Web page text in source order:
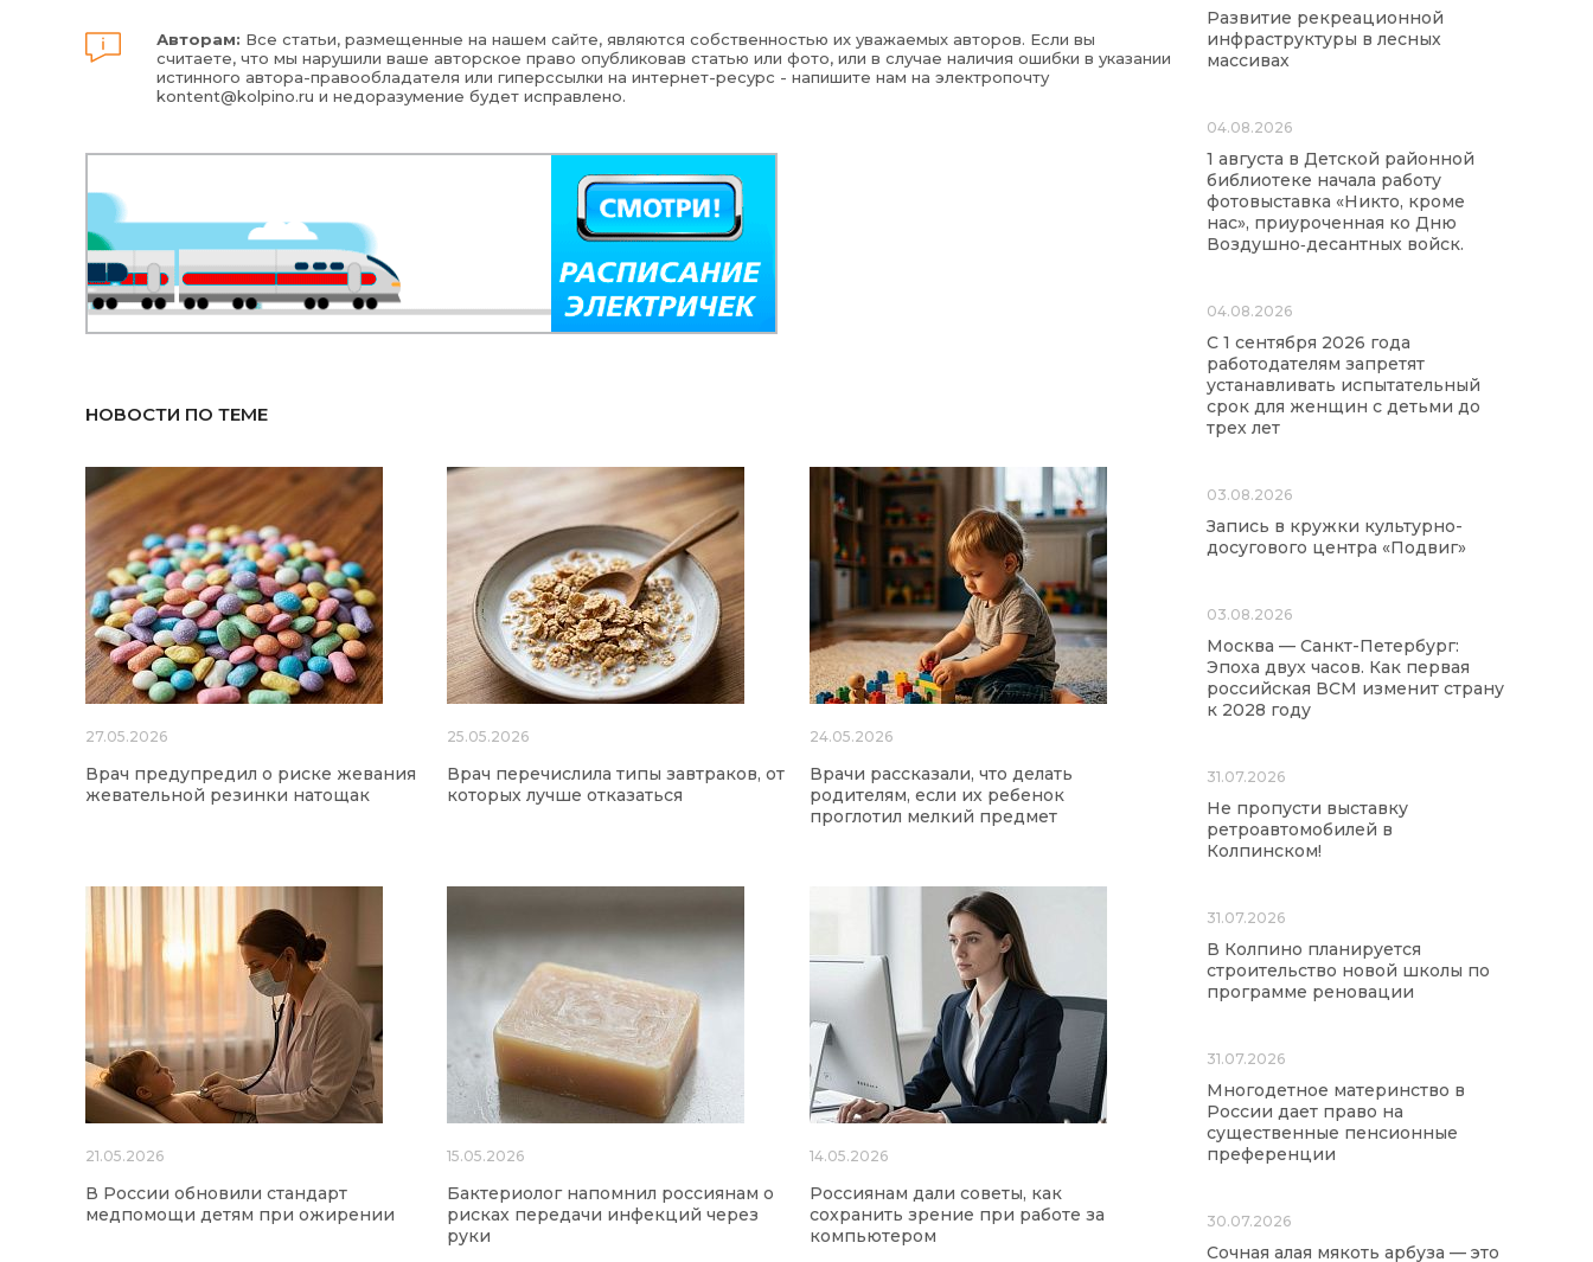
Авторам: Все статьи, размещенные на нашем сайте, являются собственностью их уважаемых авторов. Если вы
считаете, что мы нарушили ваше авторское право опубликовав статью или фото, или в случае наличия ошибки в указании
истинного автора-правообладателя или гиперссылки на интернет-ресурс - напишите нам на электропочту
kontent@kolpino.ru и недоразумение будет исправлено.
НОВОСТИ ПО ТЕМЕ
27.05.2026
Врач предупредил о риске жевания
жевательной резинки натощак
25.05.2026
Врач перечислила типы завтраков, от
которых лучше отказаться
24.05.2026
Врачи рассказали, что делать
родителям, если их ребенок
проглотил мелкий предмет
21.05.2026
В России обновили стандарт
медпомощи детям при ожирении
15.05.2026
Бактериолог напомнил россиянам о
рисках передачи инфекций через
руки
14.05.2026
Россиянам дали советы, как
сохранить зрение при работе за
компьютером
Развитие рекреационной
инфраструктуры в лесных
массивах
04.08.2026
1 августа в Детской районной
библиотеке начала работу
фотовыставка «Никто, кроме
нас», приуроченная ко Дню
Воздушно‑десантных войск.
04.08.2026
С 1 сентября 2026 года
работодателям запретят
устанавливать испытательный
срок для женщин с детьми до
трех лет
03.08.2026
Запись в кружки культурно-
досугового центра «Подвиг»
03.08.2026
Москва — Санкт-Петербург:
Эпоха двух часов. Как первая
российская ВСМ изменит страну
к 2028 году
31.07.2026
Не пропусти выставку
ретроавтомобилей в
Колпинском!
31.07.2026
В Колпино планируется
строительство новой школы по
программе реновации
31.07.2026
Многодетное материнство в
России дает право на
существенные пенсионные
преференции
30.07.2026
Сочная алая мякоть арбуза — это